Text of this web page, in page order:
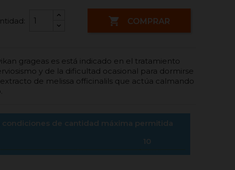
 COMPRAR
grageas es está indicado en el tratamiento
y de la dificultad ocasional para dormirse
de melissa officinalils que actúa calmando
de cantidad máxima permitida
10